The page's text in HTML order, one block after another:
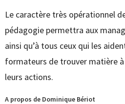
Le caractère très opérationnel
pédagogie permettra aux
ainsi qu’à tous ceux qui les
formateurs de trouver matière
leurs actions.
A propos de Dominique Bériot